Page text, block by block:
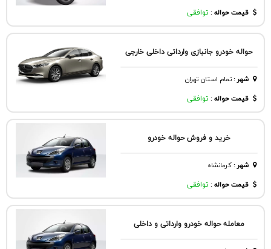
قیمت حواله : توافقی
حواله خودرو جانبازی وارداتی داخلی خارجی
شهر:تمام استان تهران
قیمت حواله : توافقی
خرید و فروش حواله خودرو
شهر:كرمانشاه
قیمت حواله : توافقی
معامله حواله خودرو وارداتی و داخلی